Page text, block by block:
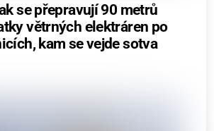
se přepravují 90 metrů
větrných elektráren po
kam se vejde sotva